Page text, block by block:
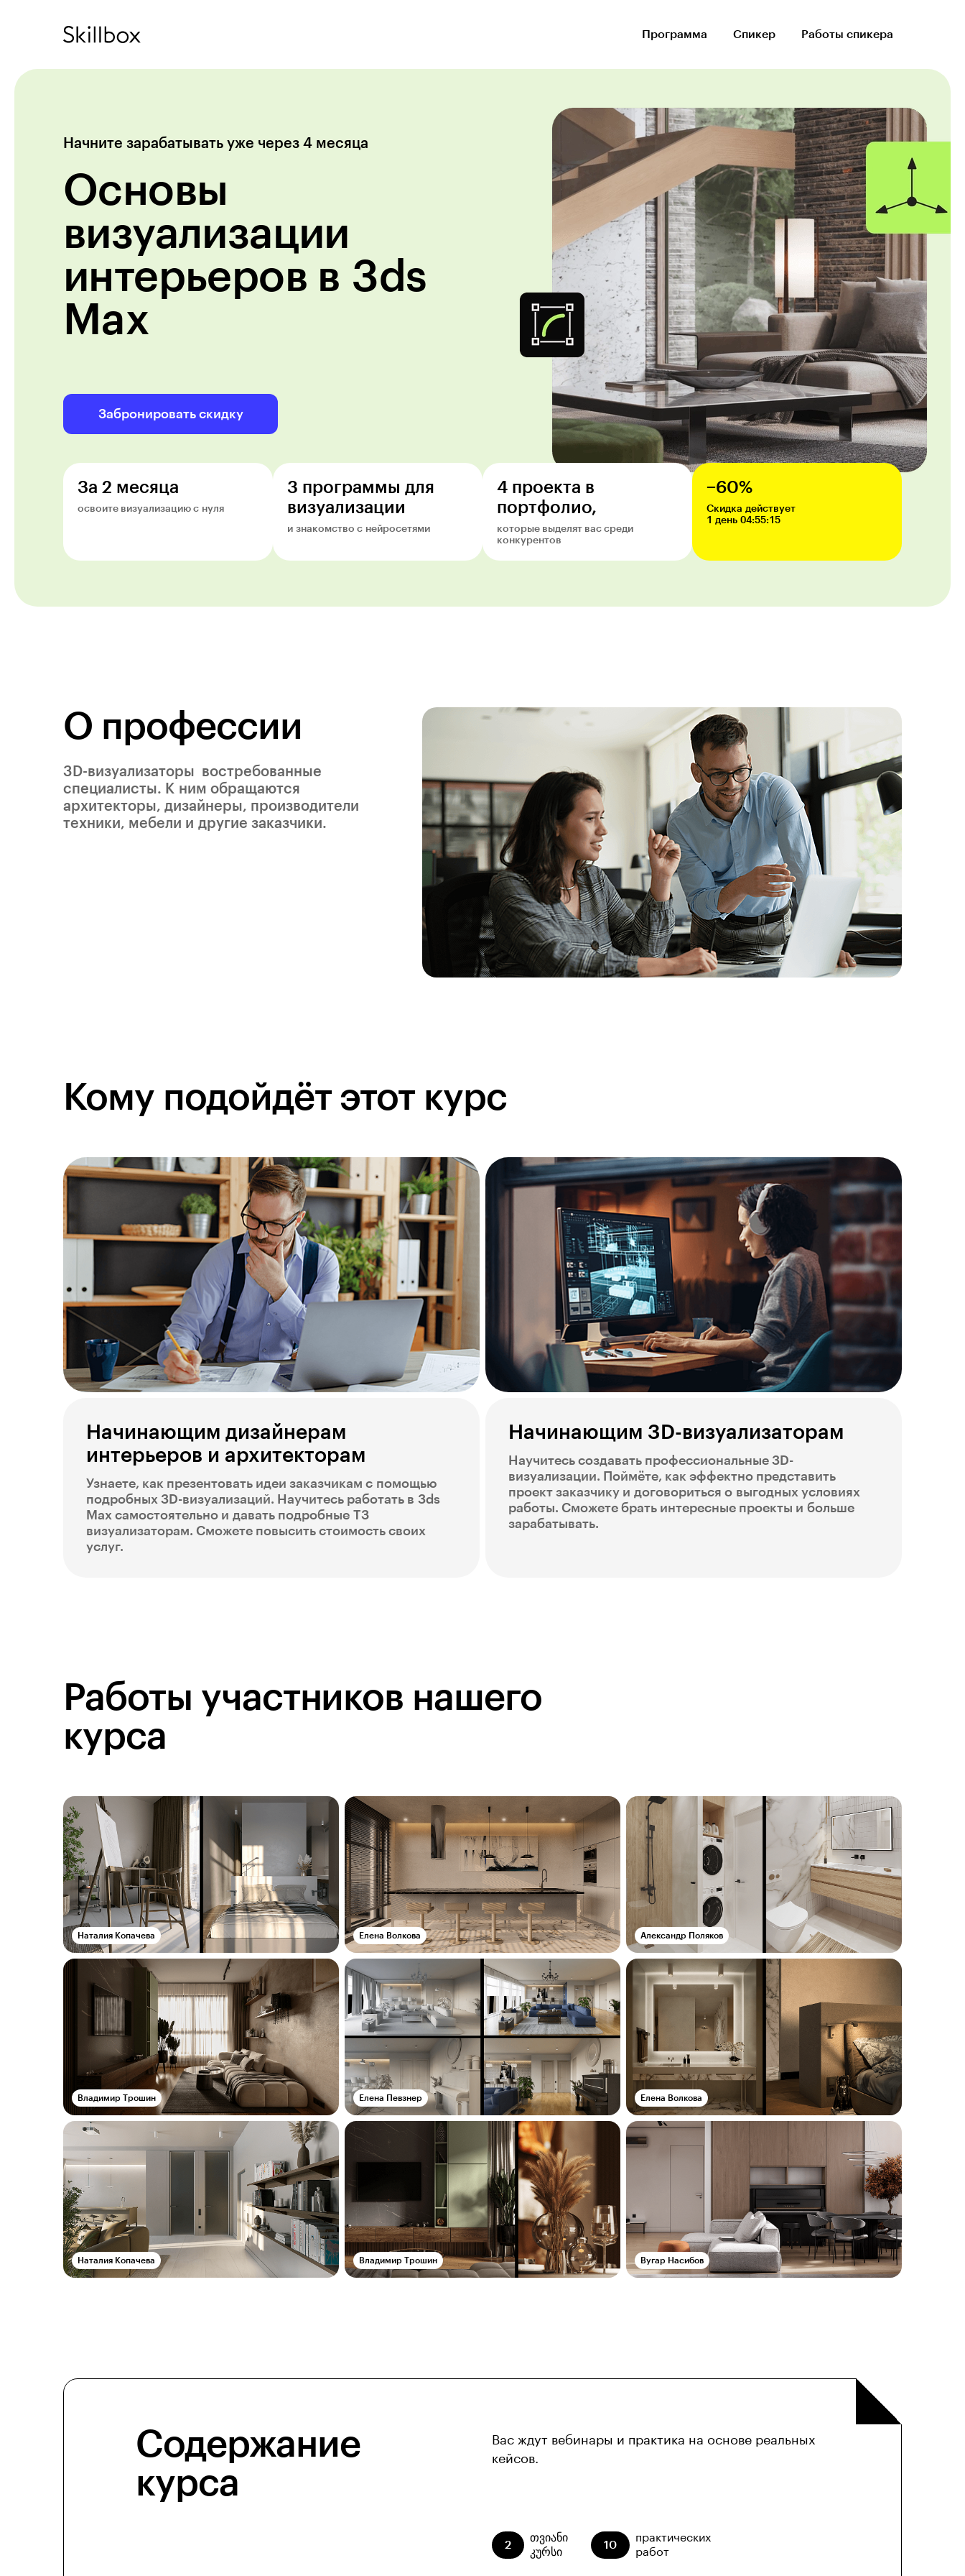
Программа Спикер Работы спикера
Основы
визуализации
интерьеров в 3ds
Max
Начните зарабатывать уже через 4 месяца
Забронировать скидку
За 2 месяца
освоите визуализацию с нуля
3 программы для
визуализации
и знакомство с нейросетями
4 проекта в
портфолио,
которые выделят вас среди
конкурентов
−60%
Скидка действует
1 день 04:55:13
О профессии
3D-визуализаторы  востребованные
специалисты. К ним обращаются
архитекторы, дизайнеры, производители
техники, мебели и другие заказчики.
Кому подойдёт этот курс
Начинающим дизайнерам
интерьеров и архитекторам
Узнаете, как презентовать идеи заказчикам с помощью
подробных 3D-визуализаций. Научитесь работать в 3ds
Max самостоятельно и давать подробные ТЗ
визуализаторам. Сможете повысить стоимость своих
услуг.
Начинающим 3D-визуализаторам
Научитесь создавать профессиональные 3D-
визуализации. Поймёте, как эффектно представить
проект заказчику и договориться о выгодных условиях
работы. Сможете брать интересные проекты и больше
зарабатывать.
Работы участников нашего
курса
Наталия Копачева Елена Волкова Александр Поляков
Владимир Трошин Елена Певзнер Елена Волкова
Наталия Копачева Владимир Трошин Вугар Насибов
Содержание
курса
Вас ждут вебинары и практика на основе реальных
кейсов.
2
თვიანი
კურსი
10
практических
работ